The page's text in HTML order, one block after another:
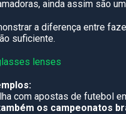
ainda assim são
a diferença entre
suficiente.
com apostas de futebol
os campeonatos